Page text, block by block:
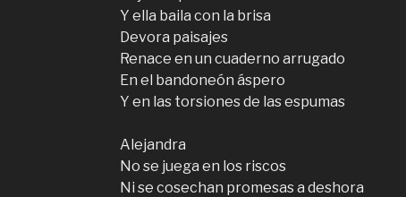
Y ella baila con la brisa
Devora paisajes
Renace en un cuaderno arrugado
En el bandoneón áspero
Y en las torsiones de las espumas
Alejandra
No se juega en los riscos
Ni se cosechan promesas a deshora